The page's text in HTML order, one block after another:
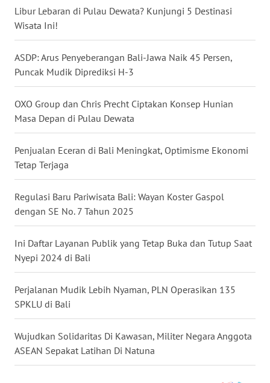
Libur Lebaran di Pulau Dewata? Kunjungi 5 Destinasi
Wisata Ini!
ASDP: Arus Penyeberangan Bali-Jawa Naik 45 Persen,
Puncak Mudik Diprediksi H-3
OXO Group dan Chris Precht Ciptakan Konsep Hunian
Masa Depan di Pulau Dewata
Penjualan Eceran di Bali Meningkat, Optimisme Ekonomi
Tetap Terjaga
Regulasi Baru Pariwisata Bali: Wayan Koster Gaspol
dengan SE No. 7 Tahun 2025
Ini Daftar Layanan Publik yang Tetap Buka dan Tutup Saat
Nyepi 2024 di Bali
Perjalanan Mudik Lebih Nyaman, PLN Operasikan 135
SPKLU di Bali
Wujudkan Solidaritas Di Kawasan, Militer Negara Anggota
ASEAN Sepakat Latihan Di Natuna
WN
TANJUNG
WN
WN
SIMALUNGUN
WN
LABUHANBATU
WN
TAPANULI
TENGAH
WN DELI
SERDANG
WN
TEBING